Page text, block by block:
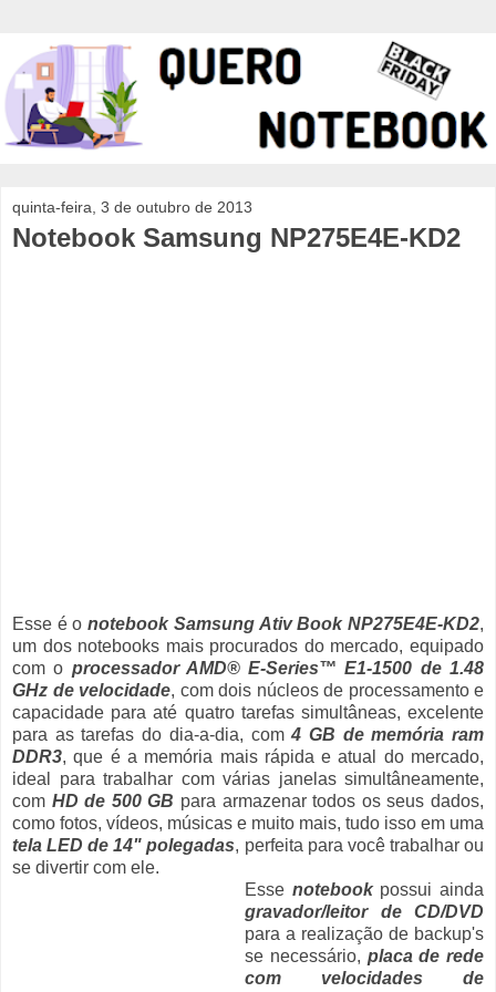
quinta-feira, 3 de outubro de 2013
Notebook Samsung NP275E4E-KD2
Esse é onotebook Samsung Ativ Book NP275E4E-KD2,
um dos notebooks mais procurados do mercado, equipado
com o processador AMD® E-Series™ E1-1500 de 1.48
GHz de velocidade, com dois núcleos de processamento e
capacidade para até quatro tarefas simultâneas, excelente
para as tarefas do dia-a-dia, com4 GB de memória ram
DDR3, que é a memória mais rápida e atual do mercado,
ideal para trabalhar com várias janelas simultâneamente,
com HD de 500 GB para armazenar todos os seus dados,
como fotos, vídeos, músicas e muito mais, tudo isso em uma
tela LED de 14" polegadas, perfeita para você trabalhar ou
se divertir com ele.
Esse notebookpossui ainda
gravador/leitor de CD/DVD
para a realização de backup's
se necessário, placa de rede
com velocidades de